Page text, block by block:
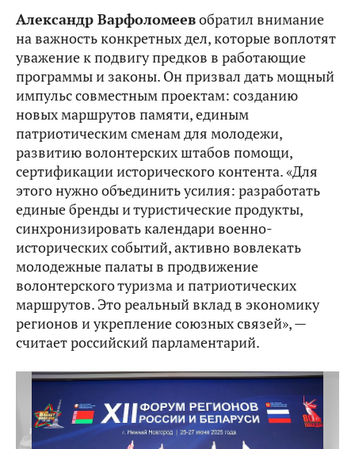
Александр Варфоломеевобратил внимание
на важность конкретных дел, которые воплотят
уважение к подвигу предков в работающие
программы и законы. Он призвал дать мощный
импульс совместным проектам: созданию
новых маршрутов памяти, единым
патриотическим сменам для молодежи,
развитию волонтерских штабов помощи,
сертификации исторического контента. «Для
этого нужно объединить усилия: разработать
единые бренды и туристические продукты,
синхронизировать календари военно-
исторических событий, активно вовлекать
молодежные палаты в продвижение
волонтерского туризма и патриотических
маршрутов. Это реальный вклад в экономику
регионов и укрепление союзных связей», —
считает российский парламентарий.